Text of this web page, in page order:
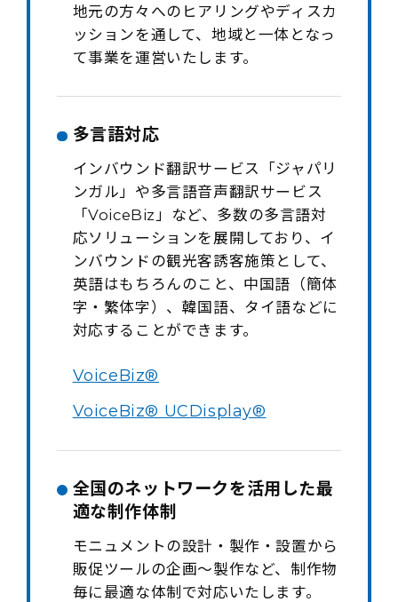
地元の方々へのヒアリングやディスカ
ッションを通して、地域と一体となっ
て事業を運営いたします。
多言語対応
インバウンド翻訳サービス「ジャパリ
ンガル」や多言語音声翻訳サービス
「VoiceBiz」など、多数の多言語対
応ソリューションを展開しており、イ
ンバウンドの観光客誘客施策として、
英語はもちろんのこと、中国語（簡体
字・繁体字）、韓国語、タイ語などに
対応することができます。
VoiceBiz®
VoiceBiz® UCDisplay®
全国のネットワークを活用した最
適な制作体制
モニュメントの設計・製作・設置から
販促ツールの企画～製作など、制作物
毎に最適な体制で対応いたします。